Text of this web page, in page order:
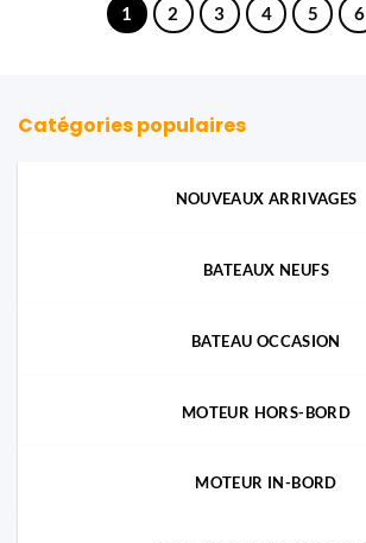
1 2 3 4 5 6
Catégories populaires
NOUVEAUX ARRIVAGES
BATEAUX NEUFS
BATEAU OCCASION
MOTEUR HORS-BORD
MOTEUR IN-BORD